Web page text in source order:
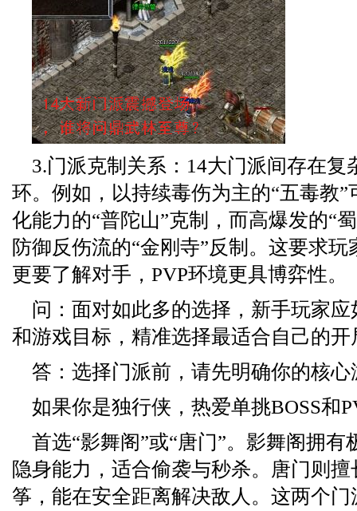
3.门派克制关系：14大门派间存在复
环。例如，以持续毒伤为主的“五毒教
化能力的“普陀山”克制，而高爆发的“
防御反伤流的“金刚寺”反制。这要求
更要了解对手，PVP环境更具博弈性。
问：面对如此多的选择，新手玩家
和游戏目标，精准选择最适合自己的开
答：选择门派前，请先明确你的核心
如果你是独行侠，热爱单挑BOSS和
首选“影舞阁”或“唐门”。影舞阁拥有
隐身能力，适合偷袭与秒杀。唐门则
筝，能在安全距离解决敌人。这两个